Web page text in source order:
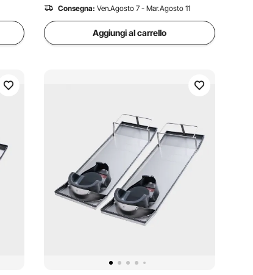
Consegna: Ven.Agosto 7 - Mar.Agosto 11
Aggiungi al carrello